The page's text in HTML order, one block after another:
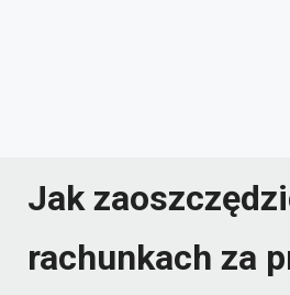
Jak
rachunkach za